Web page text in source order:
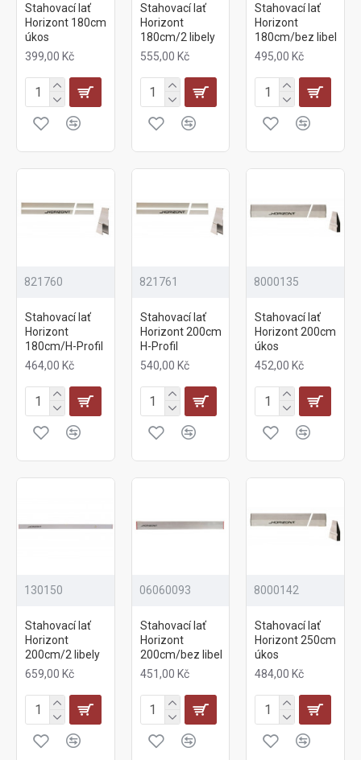
Stahovací lať
Horizont 180cm
úkos
399,00 Kč
Stahovací lať
Horizont
180cm/2 libely
555,00 Kč
Stahovací lať
Horizont
180cm/bez libel
495,00 Kč
821760
Stahovací lať
Horizont
180cm/H-Profil
464,00 Kč
821761
Stahovací lať
Horizont 200cm
H-Profil
540,00 Kč
8000135
Stahovací lať
Horizont 200cm
úkos
452,00 Kč
130150
Stahovací lať
Horizont
200cm/2 libely
659,00 Kč
06060093
Stahovací lať
Horizont
200cm/bez libel
451,00 Kč
8000142
Stahovací lať
Horizont 250cm
úkos
484,00 Kč